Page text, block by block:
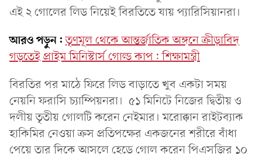
এই ২ গোলের লিড নিয়েই বিরতিতে যায় প্যারিসিয়ানরা।
আরও পড়ুন: তৃণমূল থেকে আন্তর্জাতিক অঙ্গনে ক্রীড়াবিদ
গড়তেই প্রাইম মিনিস্টার্স গোল্ড কাপ: শিক্ষামন্ত্রী
বিরতির পর মাঠে ফিরে লিড বাড়াতে খুব একটা সময়
নেয়নি ফরাসি চ্যাম্পিয়নরা। ৫১ মিনিটে নিজের দ্বিতীয় ও
দলীয় তৃতীয় গোলটি করেন নেইমার। মরোক্কান রাইটব্যাক
হাকিমির নেওয়া ক্রস প্রতিপক্ষের একজনের শরীরে বাঁধা
পেয়ে তার দিকে আসলে হেডে গোল করেন পিএসজির ১০